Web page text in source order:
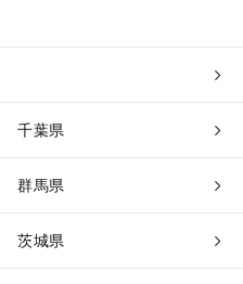
千葉県
群馬県
茨城県